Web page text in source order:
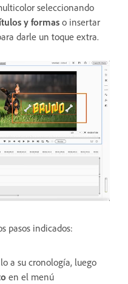
seleccionando
y formas o insertar
darle un toque extra.
pasos indicados:
a su cronología, luego
en el menú